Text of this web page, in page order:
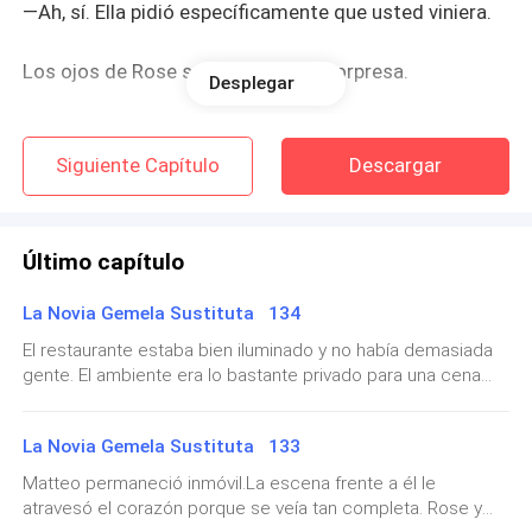
—Ah, sí. Ella pidió específicamente que usted viniera.
Los ojos de Rose se abrieron con sorpresa.
—Sí, señorita. Por favor, sígame.
Mientras seguía al empleado del hotel, pensó:
Siete años no parecían suficientes para ascender hasta
la cima de la riqueza. ¿Cómo lo había logrado Romilda?
la raíz de las interminables discusiones de sus padres
durante años. Su padre, un jugador y alcohólico, había
acumulado deudas por todas partes.
Desplegar
Siguiente Capítulo Descargar
Último capítulo
La Novia Gemela Sustituta 134
El restaurante estaba bien iluminado y no había demasiada
gente. El ambiente era lo bastante privado para una cena
distancia.—¿Está rica la comida? —preguntó Matteo,
rompiendo el silencio.—Sí. —Rose asintió—. Y además es
saludable.—Si no te gusta, podemos buscar otro lugar.Rose
soltó una risa suave, una risa que alivió de inmediato la
La Novia Gemela Sustituta 133
Matteo permaneció inmóvil.La escena frente a él le
atravesó el corazón porque se veía tan completa. Rose y